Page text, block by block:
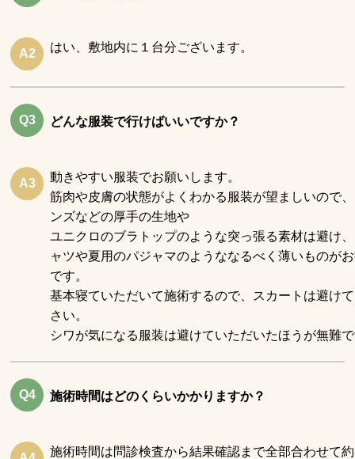
A2 はい、敷地内に１台分ございます。
Q3 どんな服装で行けばいいですか？
A3
動きやすい服装でお願いします。
筋肉や皮膚の状態がよくわかる服装が望ましいので
ンズなどの厚手の生地や
ユニクロのブラトップのような突っ張る素材は避け
ャツや夏用のパジャマのようななるべく薄いものが
です。
基本寝ていただいて施術するので、スカートは避け
さい。
シワが気になる服装は避けていただいたほうが無難
Q4 施術時間はどのくらいかかりますか？
施術時間は問診検査から結果確認まで全部合わせて